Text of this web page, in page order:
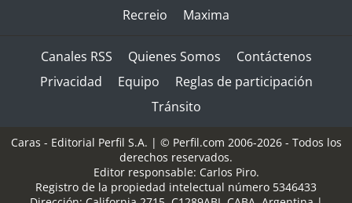
Recreio
Maxima
Canales RSS Quienes Somos
Contáctenos
Privacidad
Equipo
Reglas de participación
Tránsito
Caras - Editorial Perfil S.A. | © Perfil.com 2006-2026 - Todos los
derechos reservados.
Editor responsable: Carlos Piro.
Registro de la propiedad intelectual número 5346433